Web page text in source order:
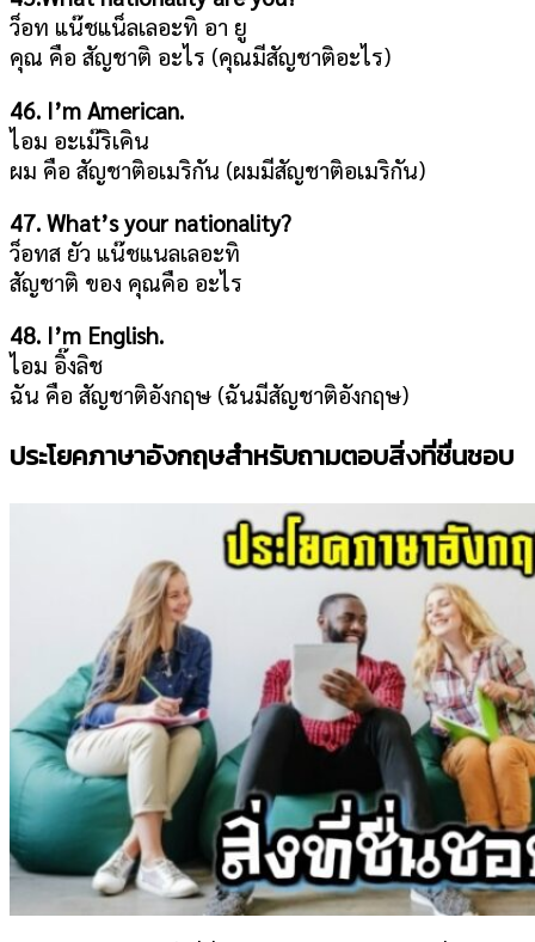
ว็อท แน๊ชแน็ลเลอะทิ อา ยู
คุณ คือ สัญชาติ อะไร (คุณมีสัญชาติอะไร)
46. I’m American.
ไอม อะเม๊ริเคิน
ผม คือ สัญชาติอเมริกัน (ผมมีสัญชาติอเมริกัน)
47. What’s your nationality?
ว็อทส ยัว แน๊ชแนลเลอะทิ
สัญชาติ ของ คุณคือ อะไร
48. I’m English.
ไอม อิ๊งลิช
ฉัน คือ สัญชาติอังกฤษ (ฉันมีสัญชาติอังกฤษ)
ประโยคภาษาอังกฤษสำหรับถามตอบสิ่งที่ชื่นชอบ